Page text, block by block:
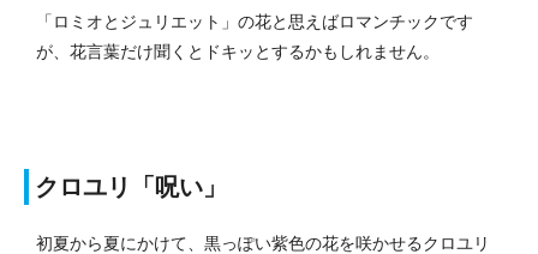
「ロミオとジュリエット」の花と思えばロマンチックです
が、花言葉だけ聞くとドキッとするかもしれません。
クロユリ「呪い」
初夏から夏にかけて、黒っぽい紫色の花を咲かせるクロユリ